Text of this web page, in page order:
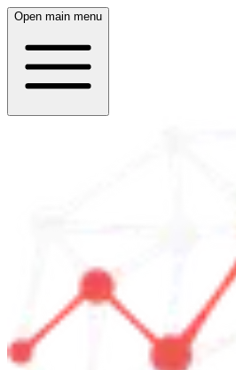
Open main menu